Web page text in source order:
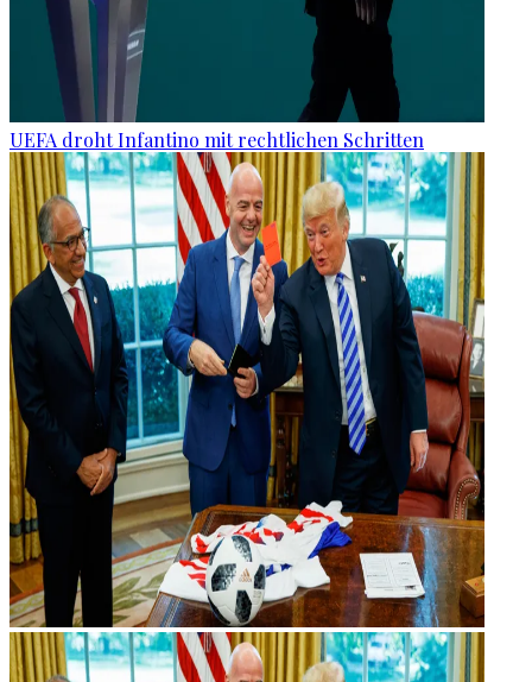
UEFA droht Infantino mit rechtlichen Schritten